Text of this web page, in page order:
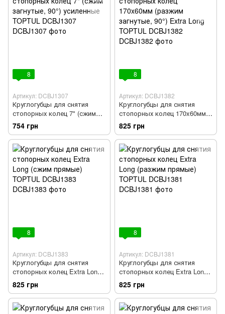
8
Артикул: DCBJ1307
Круглогубцы для снятия
стопорных колец 7" (сжим
загнутые, 90°) усиленные
TOPTUL DCBJ1307
754 грн
8
Артикул: DCBJ1382
Круглогубцы для снятия
стопорных колец 170x60мм
(разжим загнутые, 90°) Extra
Long TOPTUL DCBJ1382
825 грн
8
Артикул: DCBJ1383
Круглогубцы для снятия
стопорных колец Extra Long
(сжим прямые) TOPTUL
DCBJ1383
825 грн
8
Артикул: DCBJ1381
Круглогубцы для снятия
стопорных колец Extra Long
(разжим прямые) TOPTUL
DCBJ1381
825 грн